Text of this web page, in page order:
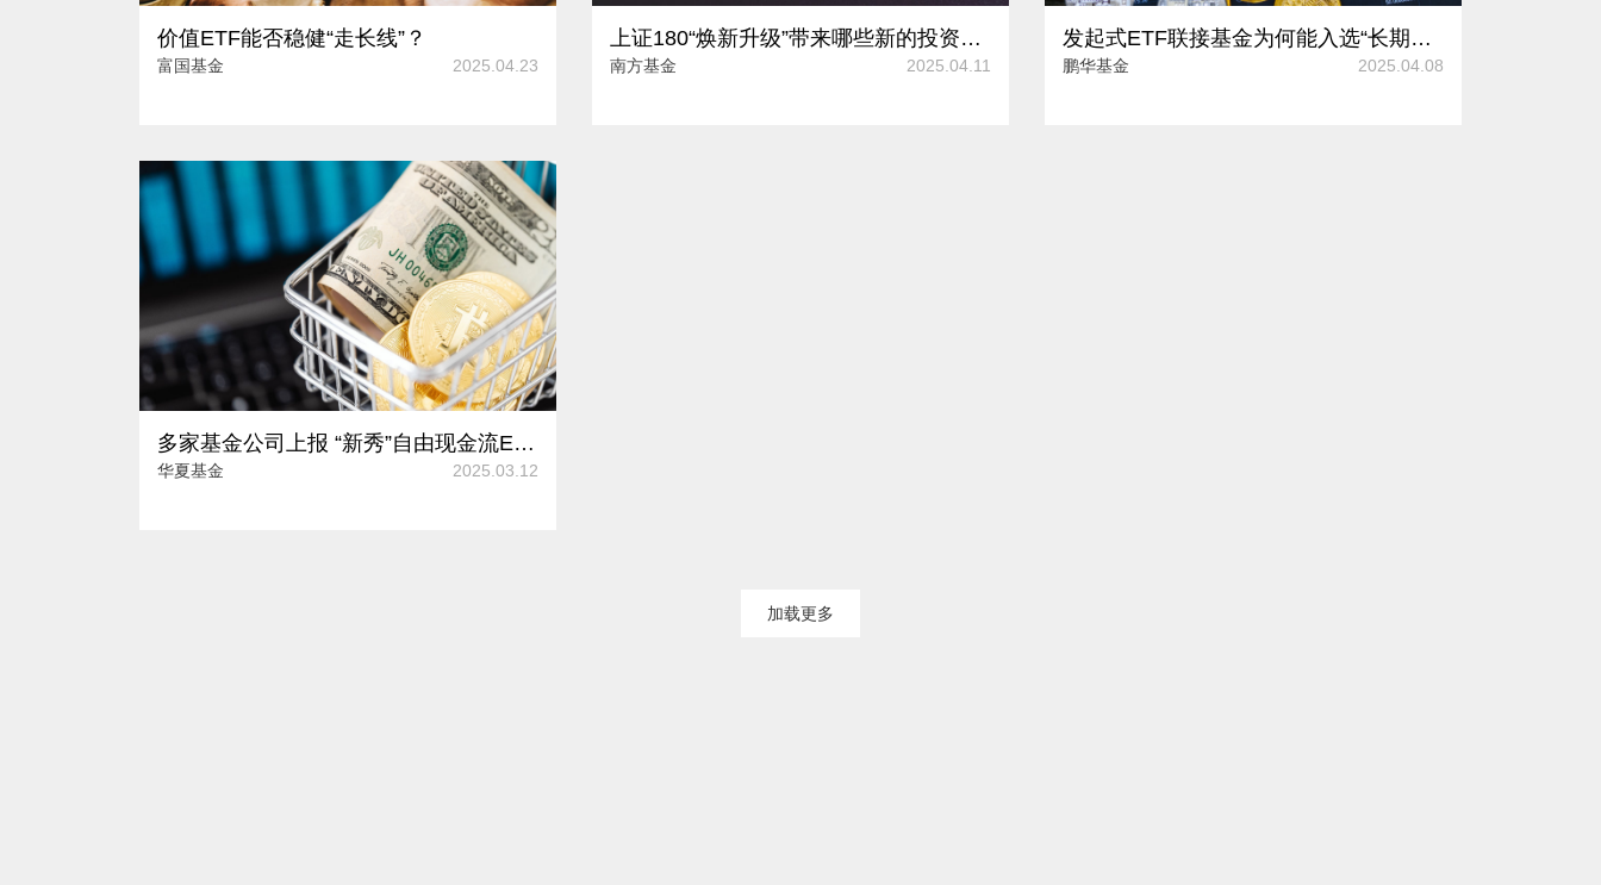
价值ETF能否稳健“走长线”？
富国基金 2025.04.23
上证180“焕新升级”带来哪些新的投资方向？
南方基金 2025.04.11
发起式ETF联接基金为何能入选“长期投资阵营”？
鹏华基金 2025.04.08
多家基金公司上报 “新秀”自由现金流ETF如何捕捉投资机会？
华夏基金 2025.03.12
加载更多